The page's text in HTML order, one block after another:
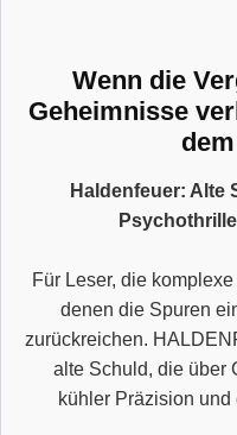
Wenn die
Geheimnisse
Haldenfeuer: Alte
Für Leser, die
denen die Spuren
zurückreichen.
alte Schuld, die über
kühler Präzision